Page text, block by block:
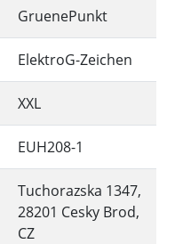
GruenePunkt
ElektroG-Zeichen
XXL
EUH208-1
Tuchorazska 1347,
28201 Cesky Brod,
CZ